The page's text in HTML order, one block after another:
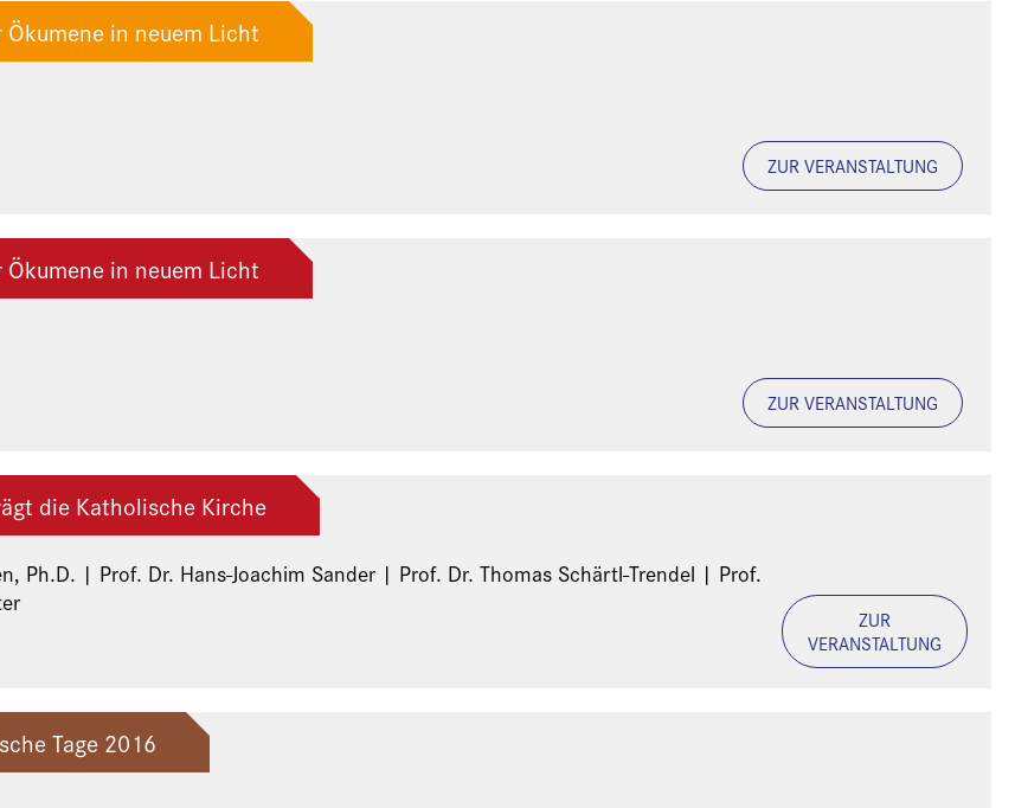
in neuem Licht
ZUR VERANSTALTUNG
in neuem Licht
ZUR VERANSTALTUNG
die Katholische Kirche
Hans-Joachim Sander | Prof. Dr. Thomas Schärtl-Trendel | Prof.
ZUR
VERANSTALTUNG
Tage 2016